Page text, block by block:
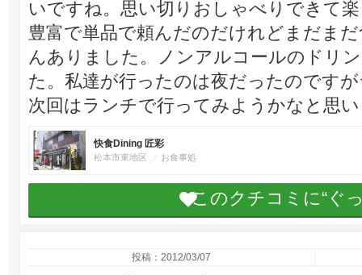
いですね。思い切りおしゃべりできて
豊富で単品で頼んだのだけれどまだま
んありました。ノンアルコールのドリ
た。私達が行ったのは夜だったのです
次回はランチで行ってみようかなと思
快食Dining 匠彩
松本市東地区 お食事処
このクチコミに“ぐ
投稿：2012/03/07